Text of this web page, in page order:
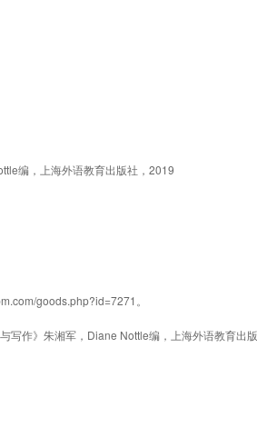
编，上海外语教育出版社，2019
goods.php?id=7271。
写作》朱湘军，Diane Nottle编，上海外语教育出